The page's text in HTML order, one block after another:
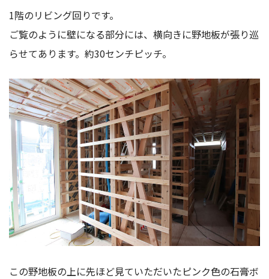
1階のリビング回りです。
ご覧のように壁になる部分には、横向きに野地板が張り巡
らせてあります。約30センチピッチ。
この野地板の上に先ほど見ていただいたピンク色の石膏ボ